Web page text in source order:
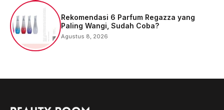
Rekomendasi 6 Parfum Regazza yang
Paling Wangi, Sudah Coba?
Agustus 8, 2026